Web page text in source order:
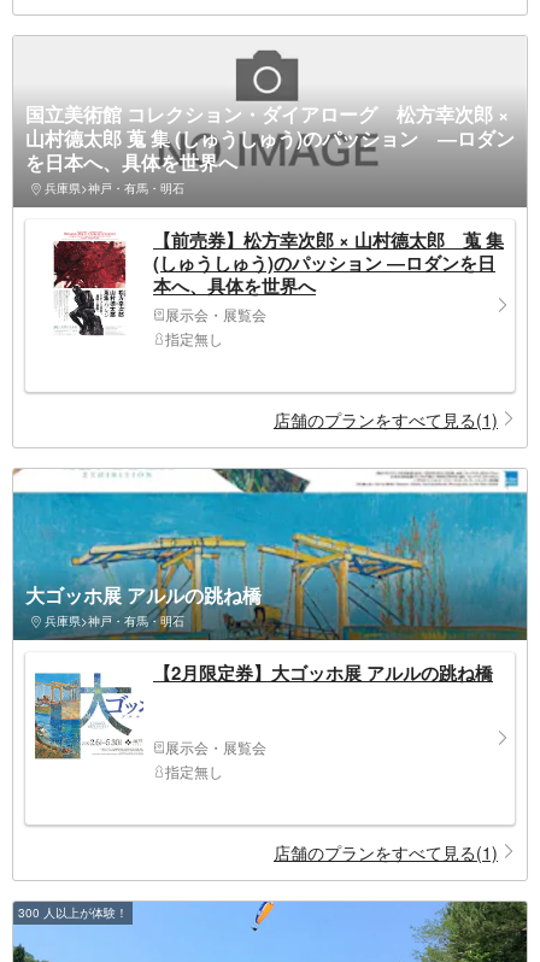
国立美術館 コレクション・ダイアローグ 松方幸次郎 ×
山村德太郎 蒐 集 (しゅうしゅう)のパッション ―ロダン
を日本へ、具体を世界へ
兵庫県>神戸・有馬・明石
【前売券】松方幸次郎 × 山村德太郎 蒐 集
(しゅうしゅう)のパッション ―ロダンを日
本へ、具体を世界へ
展示会・展覧会
指定無し
店舗のプランをすべて見る(1)
大ゴッホ展 アルルの跳ね橋
兵庫県>神戸・有馬・明石
【2月限定券】大ゴッホ展 アルルの跳ね橋
展示会・展覧会
指定無し
店舗のプランをすべて見る(1)
300 人以上が体験！